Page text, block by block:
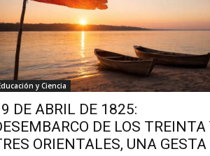
y Ciencia
DE ABRIL DE 1825:
DE LOS TREINTA
ORIENTALES, UNA GESTA